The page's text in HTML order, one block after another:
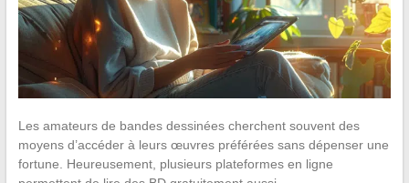
Les amateurs de bandes dessinées cherchent souvent des
moyens d’accéder à leurs œuvres préférées sans dépenser une
fortune. Heureusement, plusieurs plateformes en ligne